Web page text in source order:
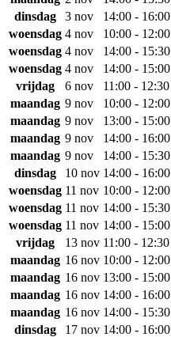
dinsdag
3 nov 14:00 - 16:00
woensdag 4 nov 10:00 - 12:00
woensdag 4 nov 14:00 - 15:30
woensdag 4 nov 14:00 - 15:00
vrijdag
6 nov 11:00 - 12:30
maandag 9 nov 10:00 - 12:00
maandag 9 nov 13:00 - 15:00
maandag 9 nov 14:00 - 16:00
maandag 9 nov 14:00 - 15:30
dinsdag
10 nov 14:00 - 16:00
woensdag 11 nov 10:00 - 12:00
woensdag 11 nov 14:00 - 15:30
woensdag 11 nov 14:00 - 15:00
vrijdag
13 nov 11:00 - 12:30
maandag 16 nov 10:00 - 12:00
maandag 16 nov 13:00 - 15:00
maandag 16 nov 14:00 - 16:00
maandag 16 nov 14:00 - 15:30
dinsdag
17 nov 14:00 - 16:00